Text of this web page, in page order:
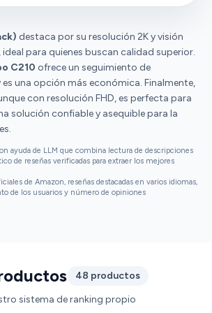
en color negro.
quieres que esté controlando
cosas. Me las habían
van de 10. Compatible con Alexa
en pantallas inteligentes.
destaca por su resolución 2K y visión
para quienes buscan calidad superior.
C210 ofrece un seguimiento de
una opción más económica. Finalmente,
con resolución FHD, es perfecta para
solución confiable y asequible para la
ayuda de LLM que combina lectura de descripciones
de reseñas verificadas para extraer los mejores
de Amazon, reseñas destacadas en varios idiomas,
de los usuarios y número de opiniones
48 productos
sistema de ranking propio